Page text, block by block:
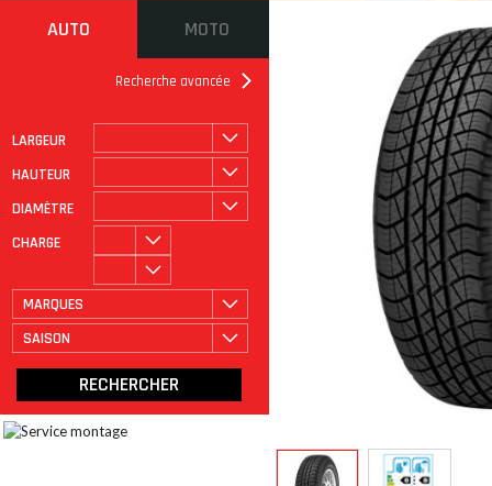
AUTO MOTO
Recherche avancée
LARGEUR
HAUTEUR
DIAMÈTRE
CHARGE
MARQUES
SAISON
ROULAGE À PLAT